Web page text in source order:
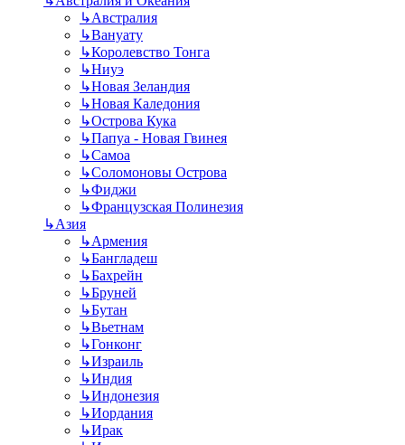
↳Австралия
↳Вануату
↳Королевство Тонга
↳Ниуэ
↳Новая Зеландия
↳Новая Каледония
↳Острова Кука
↳Папуа - Новая Гвинея
↳Самоа
↳Соломоновы Острова
↳Фиджи
↳Французская Полинезия
↳Азия
↳Армения
↳Бангладеш
↳Бахрейн
↳Бруней
↳Бутан
↳Вьетнам
↳Гонконг
↳Израиль
↳Индия
↳Индонезия
↳Иордания
↳Ирак